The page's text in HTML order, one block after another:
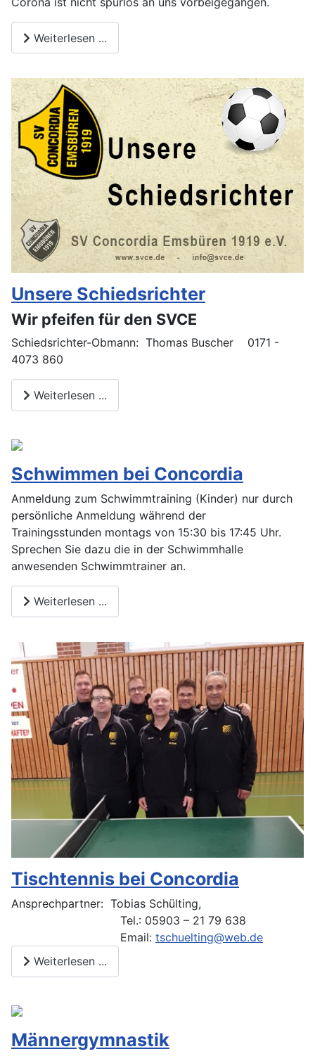
Weiterlesen ...
Unsere Schiedsrichter
Wir pfeifen für den SVCE
Schiedsrichter-Obmann: Thomas Buscher 0171 -
4073 860
Weiterlesen ...
Schwimmen bei Concordia
Anmeldung zum Schwimmtraining (Kinder) nur durch
persönliche Anmeldung während der
Trainingsstunden montags von 15:30 bis 17:45 Uhr.
Sprechen Sie dazu die in der Schwimmhalle
anwesenden Schwimmtrainer an.
Weiterlesen ...
Tischtennis bei Concordia
Ansprechpartner: Tobias Schülting,
Tel.: 05903 – 21 79 638
Email: tschuelting@web.de
Weiterlesen ...
Männergymnastik